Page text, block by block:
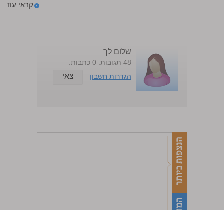
קראי עוד
שלום לך
48 תגובות. 0 כתבות.
הגדרות חשבון
צאי